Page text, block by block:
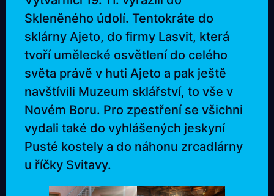
Skleněného údolí. Tentokráte do
sklárny Ajeto, do firmy Lasvit, která
tvoří umělecké osvětlení do celého
světa právě v huti Ajeto a pak ještě
navštívili Muzeum sklářství, to vše v
Novém Boru. Pro zpestření se všichni
vydali také do vyhlášených jeskyní
Pusté kostely a do náhonu zrcadlárny
u říčky Svitavy.